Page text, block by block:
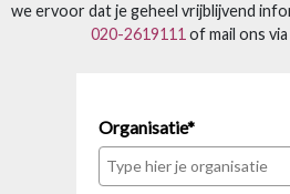
we ervoor dat je geheel vrijblijvend
020-2619111 of mail ons via
Organisatie*